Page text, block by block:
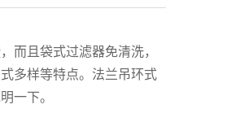
而且袋式过滤器免清洗，
多样等特点。法兰吊环式
一下。